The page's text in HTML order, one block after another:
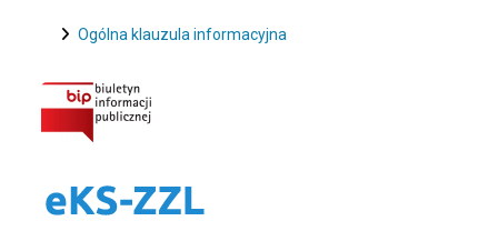
Ogólna klauzula informacyjna